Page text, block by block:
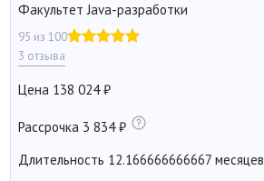
Факультет Java-разработки
95 из 100
3 отзыва
Цена 138 024
Рассрочка 3 834
Длительность 12.166666666667 месяцев